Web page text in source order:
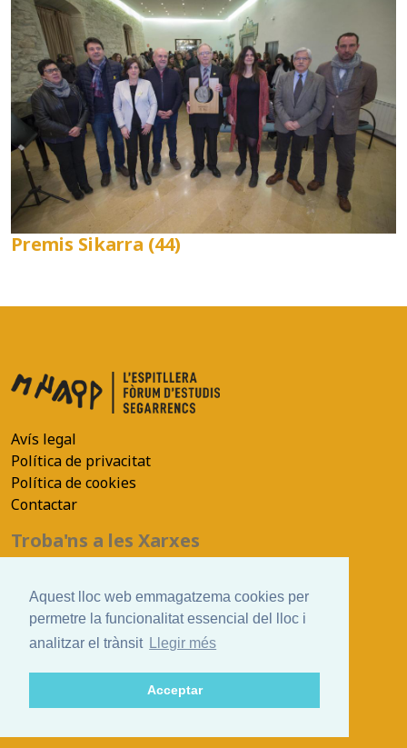
Aquest lloc web emmagatzema cookies per
permetre la funcionalitat essencial del lloc i
analitzar el trànsit Llegir més
Acceptar
Premis Sikarra (44)
Avís legal
Política de privacitat
Política de cookies
Contactar
Troba'ns a les Xarxes
©efes.cat